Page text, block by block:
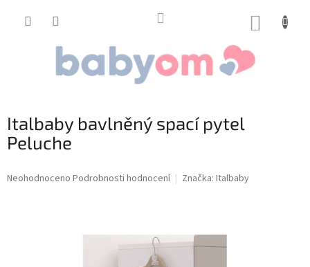
Italbaby bavlněný spací pytel
Peluche
Průměrné
Neohodnoceno Podrobnosti hodnocení Značka: Italbaby